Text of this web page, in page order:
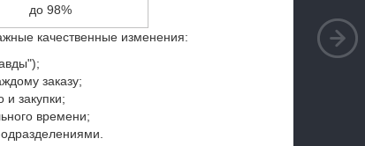
до 98%
качественные изменения:
заказу;
и закупки;
времени;